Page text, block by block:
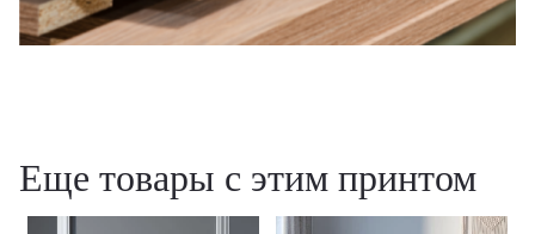
Еще товары с этим принтом